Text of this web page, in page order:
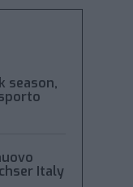
season,
Italy